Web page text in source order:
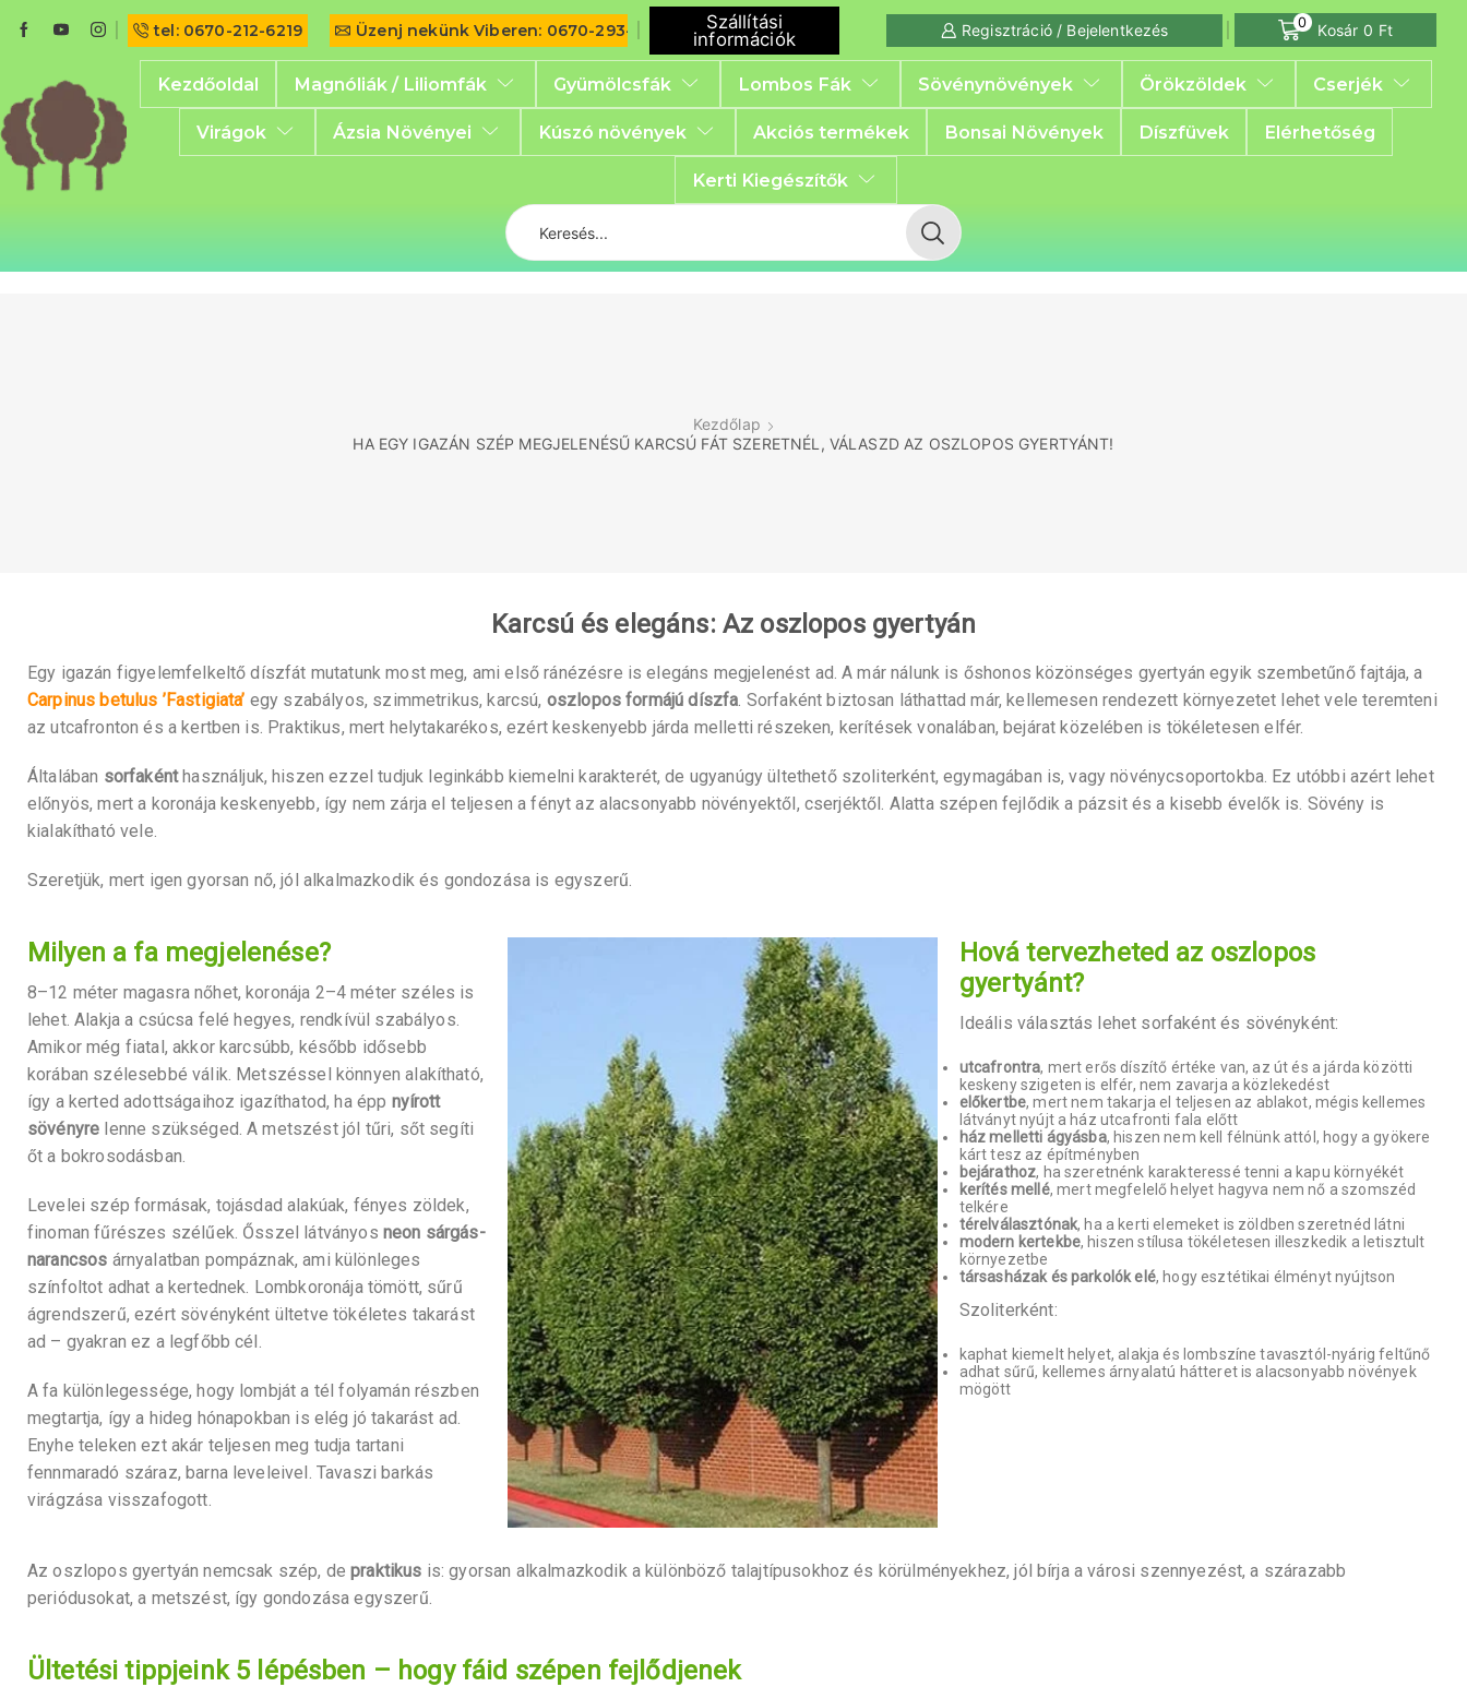
tel: 0670-212-6219 Üzenj nekünk Viberen: 0670-293-6792
Szállítási
információk
Regisztráció / Bejelentkezés 0 Kosár 0 Ft
Kezdőoldal Magnóliák / Liliomfák Gyümölcsfák Lombos Fák Sövénynövények Örökzöldek Cserjék
Virágok Ázsia Növényei Kúszó növények Akciós termékek Bonsai Növények Díszfüvek Elérhetőség
Kerti Kiegészítők
Kezdőlap
HA EGY IGAZÁN SZÉP MEGJELENÉSŰ KARCSÚ FÁT SZERETNÉL, VÁLASZD AZ OSZLOPOS GYERTYÁNT!
Karcsú és elegáns: Az oszlopos gyertyán
Egy igazán figyelemfelkeltő díszfát mutatunk most meg, ami első ránézésre is elegáns megjelenést ad. A már nálunk is őshonos közönséges gyertyán egyik szembetűnő fajtája, a
Carpinus betulus ’Fastigiata’ egy szabályos, szimmetrikus, karcsú, oszlopos formájú díszfa. Sorfaként biztosan láthattad már, kellemesen rendezett környezetet lehet vele teremteni
az utcafronton és a kertben is. Praktikus, mert helytakarékos, ezért keskenyebb járda melletti részeken, kerítések vonalában, bejárat közelében is tökéletesen elfér.
Általában sorfakénthasználjuk, hiszen ezzel tudjuk leginkább kiemelni karakterét, de ugyanúgy ültethető szoliterként, egymagában is, vagy növénycsoportokba. Ez utóbbi azért lehet
előnyös, mert a koronája keskenyebb, így nem zárja el teljesen a fényt az alacsonyabb növényektől, cserjéktől. Alatta szépen fejlődik a pázsit és a kisebb évelők is. Sövény is
kialakítható vele.
Szeretjük, mert igen gyorsan nő, jól alkalmazkodik és gondozása is egyszerű.
Milyen a fa megjelenése?
8–12 méter magasra nőhet, koronája 2–4 méter széles is
lehet. Alakja a csúcsa felé hegyes, rendkívül szabályos.
Amikor még fiatal, akkor karcsúbb, később idősebb
korában szélesebbé válik. Metszéssel könnyen alakítható,
így a kerted adottságaihoz igazíthatod, ha épp nyírott
sövényre lenne szükséged. A metszést jól tűri, sőt segíti
őt a bokrosodásban.
Levelei szép formásak, tojásdad alakúak, fényes zöldek,
finoman fűrészes szélűek. Ősszel látványos neon sárgás-
narancsos árnyalatban pompáznak, ami különleges
színfoltot adhat a kertednek. Lombkoronája tömött, sűrű
ágrendszerű, ezért sövényként ültetve tökéletes takarást
ad – gyakran ez a legfőbb cél.
A fa különlegessége, hogy lombját a tél folyamán részben
megtartja, így a hideg hónapokban is elég jó takarást ad.
Enyhe teleken ezt akár teljesen meg tudja tartani
fennmaradó száraz, barna leveleivel. Tavaszi barkás
virágzása visszafogott.
Hová tervezheted az oszlopos
gyertyánt?
Ideális választás lehet sorfaként és sövényként:
utcafrontra, mert erős díszítő értéke van, az út és a járda közötti
keskeny szigeten is elfér, nem zavarja a közlekedést
előkertbe, mert nem takarja el teljesen az ablakot, mégis kellemes
látványt nyújt a ház utcafronti fala előtt
ház melletti ágyásba, hiszen nem kell félnünk attól, hogy a gyökere
kárt tesz az építményben
bejárathoz, ha szeretnénk karakteressé tenni a kapu környékét
kerítés mellé, mert megfelelő helyet hagyva nem nő a szomszéd
telkére
térelválasztónak, ha a kerti elemeket is zöldben szeretnéd látni
modern kertekbe, hiszen stílusa tökéletesen illeszkedik a letisztult
környezetbe
társasházak és parkolók elé, hogy esztétikai élményt nyújtson
Szoliterként:
kaphat kiemelt helyet, alakja és lombszíne tavasztól-nyárig feltűnő
adhat sűrű, kellemes árnyalatú hátteret is alacsonyabb növények
mögött
Az oszlopos gyertyán nemcsak szép, de praktikus is: gyorsan alkalmazkodik a különböző talajtípusokhoz és körülményekhez, jól bírja a városi szennyezést, a szárazabb
periódusokat, a metszést, így gondozása egyszerű.
Ültetési tippjeink 5 lépésben – hogy fáid szépen fejlődjenek